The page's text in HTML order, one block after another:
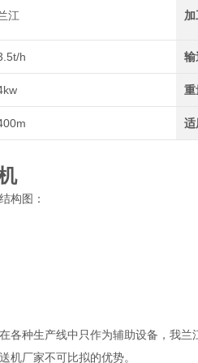
江 加
h 输
重
适
构图：
各种生产线中只作为辅助设备，我
机厂家不可比拟的优势。